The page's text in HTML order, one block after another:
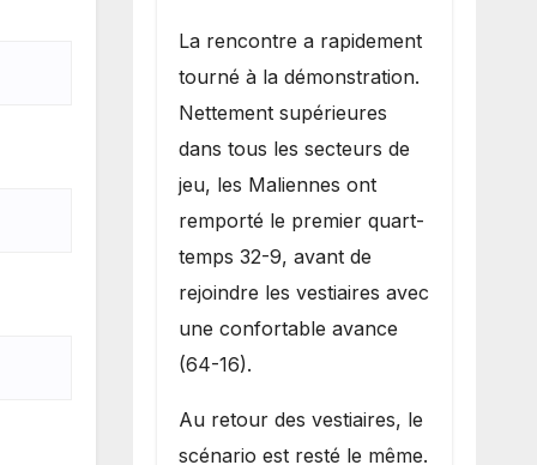
La rencontre a rapidement
tourné à la démonstration.
Nettement supérieures
dans tous les secteurs de
jeu, les Maliennes ont
remporté le premier quart-
temps 32-9, avant de
rejoindre les vestiaires avec
une confortable avance
(64-16).
Au retour des vestiaires, le
scénario est resté le même.